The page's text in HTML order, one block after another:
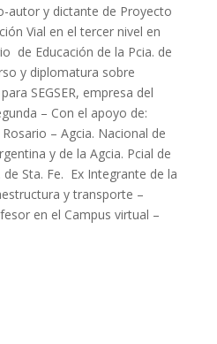
autor y dictante de Proyecto
Vial en el tercer nivel en
de Educación de la Pcia. de
y diplomatura sobre
SEGSER, empresa del
– Con el apoyo de:
– Agcia. Nacional de
y de la Agcia. Pcial de
de Sta. Fe. Ex Integrante de la
y transporte –
en el Campus virtual –